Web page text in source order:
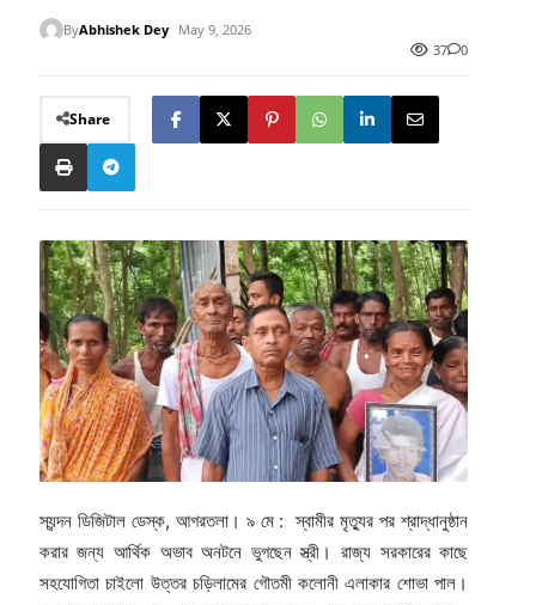
ByAbhishek Dey
May 9, 2026
37
0
Share
স্যন্দন ডিজিটাল ডেস্ক, আগরতলা। ৯ মে : স্বামীর মৃত্যুর পর শ্রাদ্ধানুষ্ঠান
করার জন্য আর্থিক অভাব অনটনে ভুগছেন স্ত্রী। রাজ্য সরকারের কাছে
সহযোগিতা চাইলো উত্তর চড়িলামের গৌতমী কলোনী এলাকার শোভা পাল।